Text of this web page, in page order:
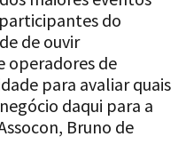
do
de ouvir
operadores de
para avaliar quais
daqui para a
Bruno de